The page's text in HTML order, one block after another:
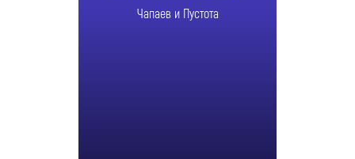
Чапаев и Пустота